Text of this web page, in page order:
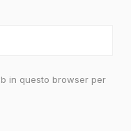
in questo browser per